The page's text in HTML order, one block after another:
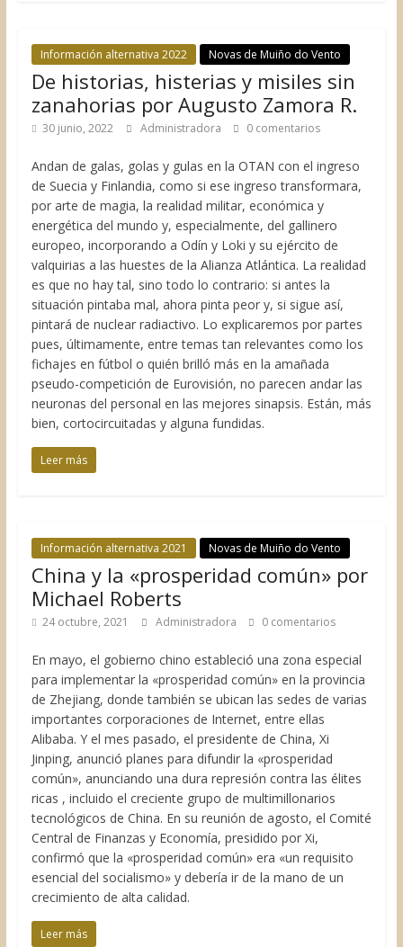
Información alternativa 2022 Novas de Muiño do Vento
De historias, histerias y misiles sin
zanahorias por Augusto Zamora R.
30 junio, 2022 Administradora 0 comentarios
Andan de galas, golas y gulas en la OTAN con el ingreso
de Suecia y Finlandia, como si ese ingreso transformara,
por arte de magia, la realidad militar, económica y
energética del mundo y, especialmente, del gallinero
europeo, incorporando a Odín y Loki y su ejército de
valquirias a las huestes de la Alianza Atlántica. La realidad
es que no hay tal, sino todo lo contrario: si antes la
situación pintaba mal, ahora pinta peor y, si sigue así,
pintará de nuclear radiactivo. Lo explicaremos por partes
pues, últimamente, entre temas tan relevantes como los
fichajes en fútbol o quién brilló más en la amañada
pseudo-competición de Eurovisión, no parecen andar las
neuronas del personal en las mejores sinapsis. Están, más
bien, cortocircuitadas y alguna fundidas.
Leer más
Información alternativa 2021 Novas de Muiño do Vento
China y la «prosperidad común» por
Michael Roberts
24 octubre, 2021 Administradora 0 comentarios
En mayo, el gobierno chino estableció una zona especial
para implementar la «prosperidad común» en la provincia
de Zhejiang, donde también se ubican las sedes de varias
importantes corporaciones de Internet, entre ellas
Alibaba. Y el mes pasado, el presidente de China, Xi
Jinping, anunció planes para difundir la «prosperidad
común», anunciando una dura represión contra las élites
ricas , incluido el creciente grupo de multimillonarios
tecnológicos de China. En su reunión de agosto, el Comité
Central de Finanzas y Economía, presidido por Xi,
confirmó que la «prosperidad común» era «un requisito
esencial del socialismo» y debería ir de la mano de un
crecimiento de alta calidad.
Leer más